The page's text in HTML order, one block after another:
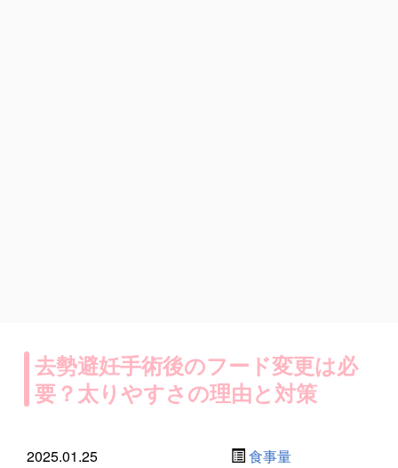
去勢避妊手術後のフード変更は必
要？太りやすさの理由と対策
2025.01.25 食事量